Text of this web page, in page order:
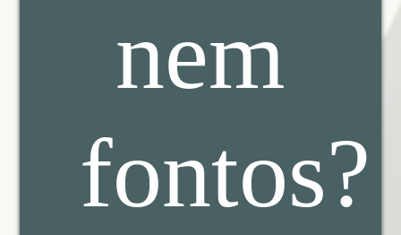
nem
fontos?